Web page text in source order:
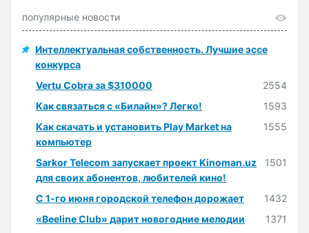
популярные новости
Интеллектуальная собственность. Лучшие эссе
конкурса
Vertu Cobra за $310000
2554
Как связаться с «Билайн»? Легко!
1593
Как скачать и установить Play Market на
компьютер
1555
Sarkor Telecom запускает проект Kinoman.uz
для своих абонентов, любителей кино!
1501
С 1-го июня городской телефон дорожает
1432
«Beeline Club» дарит новогодние мелодии
1371